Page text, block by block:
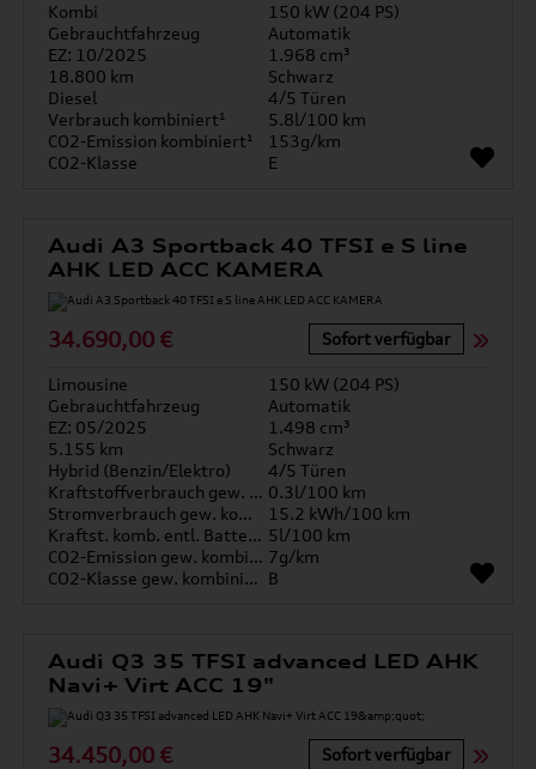
Kombi
150 kW (204 PS)
Gebrauchtfahrzeug
Automatik
EZ: 10/2025
1.968 cm³
18.800 km
Schwarz
Diesel
4/5 Türen
Verbrauch kombiniert¹
5.8l/100 km
CO2-Emission kombiniert¹
153g/km
CO2-Klasse
E
Audi A3 Sportback 40 TFSI e S line
AHK LED ACC KAMERA
34.690,00 € Sofort verfügbar
Limousine
150 kW (204 PS)
Gebrauchtfahrzeug
Automatik
EZ: 05/2025
1.498 cm³
5.155 km
Schwarz
Hybrid (Benzin/Elektro)
4/5 Türen
Kraftstoffverbrauch gew. kombiniert 0.3l/100 km
Stromverbrauch gew. kombiniert
15.2 kWh/100 km
Kraftst. komb. entl. Batterie 5l/100 km
CO2-Emission gew. kombiniert 7g/km
CO2-Klasse gew. kombiniert B
Audi Q3 35 TFSI advanced LED AHK
Navi+ Virt ACC 19"
34.450,00 € Sofort verfügbar